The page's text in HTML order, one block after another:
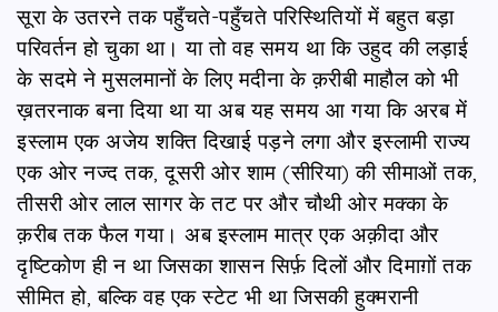
सूरा के उतरने तक पहुँचते-पहुँचते परिस्थितियों में बहुत बड़ा
परिवर्तन हो चुका था। या तो वह समय था कि उहुद की लड़ाई
के सदमे ने मुसलमानों के लिए मदीना के क़रीबी माहौल को भी
ख़तरनाक बना दिया था या अब यह समय आ गया कि अरब में
इस्लाम एक अजेय शक्ति दिखाई पड़ने लगा और इस्लामी राज्य
एक ओर नज्द तक, दूसरी ओर शाम (सीरिया) की सीमाओं तक,
तीसरी ओर लाल सागर के तट पर और चौथी ओर मक्का के
क़रीब तक फैल गया। अब इस्लाम मात्र एक अक़ीदा और
दृष्टिकोण ही न था जिसका शासन सिर्फ़ दिलों और दिमाग़ों तक
सीमित हो, बल्कि वह एक स्टेट भी था जिसकी हुक्मरानी